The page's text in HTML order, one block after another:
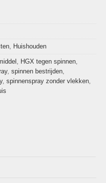
, Huishouden
, HGX tegen spinnen,
, spinnen bestrijden,
, spinnenspray zonder vlekken,